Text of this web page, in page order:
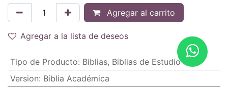
Agregar al carrito
Agregar a la lista de deseos
Tipo de Producto: Biblias, Biblias de Estudio
Version: Biblia Académica